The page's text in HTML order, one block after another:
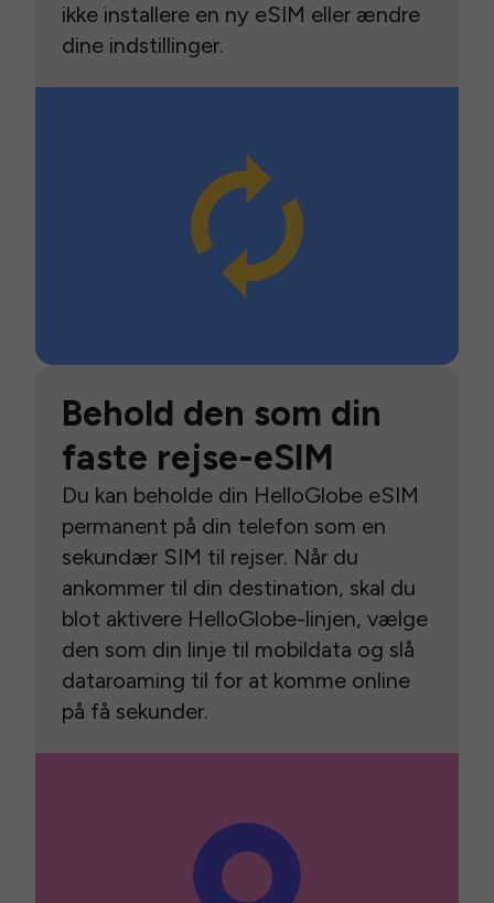
ikke installere en ny eSIM eller ændre
dine indstillinger.
Behold den som din
faste rejse-eSIM
Du kan beholde din HelloGlobe eSIM
permanent på din telefon som en
sekundær SIM til rejser. Når du
ankommer til din destination, skal du
blot aktivere HelloGlobe-linjen, vælge
den som din linje til mobildata og slå
dataroaming til for at komme online
på få sekunder.